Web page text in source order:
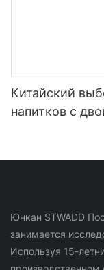
Китайский
напитков с
Юнкан STWADD
занимается
Используя 15-